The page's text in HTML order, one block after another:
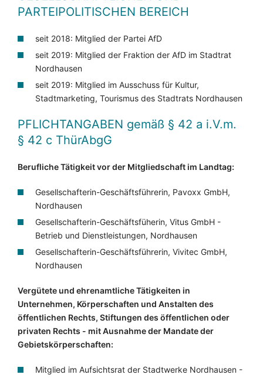
PARTEIPOLITISCHEN BEREICH
seit 2018: Mitglied der Partei AfD
seit 2019: Mitglied der Fraktion der AfD im Stadtrat
Nordhausen
seit 2019: Mitglied im Ausschuss für Kultur,
Stadtmarketing, Tourismus des Stadtrats Nordhausen
PFLICHTANGABEN gemäß § 42 a i.V.m.
§ 42 c ThürAbgG
Berufliche Tätigkeit vor der Mitgliedschaft im Landtag:
Gesellschafterin-Geschäftsführerin, Pavoxx GmbH,
Nordhausen
Gesellschafterin-Geschäftsfüherin, Vitus GmbH -
Betrieb und Dienstleistungen, Nordhausen
Gesellschafterin-Geschäftsführerin, Vivitec GmbH,
Nordhausen
Vergütete und ehrenamtliche Tätigkeiten in
Unternehmen, Körperschaften und Anstalten des
öffentlichen Rechts, Stiftungen des öffentlichen oder
privaten Rechts - mit Ausnahme der Mandate der
Gebietskörperschaften:
Mitglied im Aufsichtsrat der Stadtwerke Nordhausen -